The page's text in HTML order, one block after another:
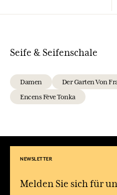
Seife & Seifenschale
Damen
Der Garten Von
Encens Fève Tonka
NEWSLETTER
Melden Sie sich für